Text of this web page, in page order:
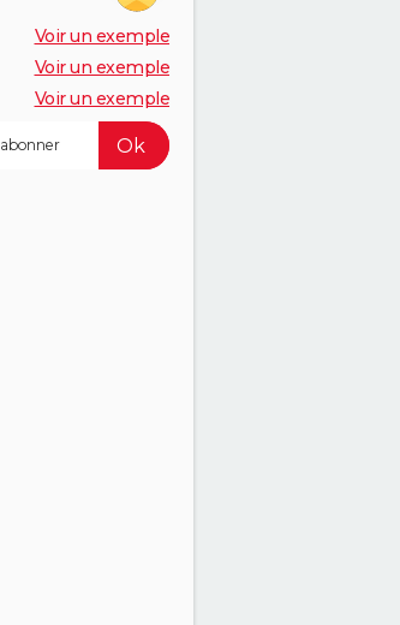
Voir un exemple
Voir un exemple
Voir un exemple